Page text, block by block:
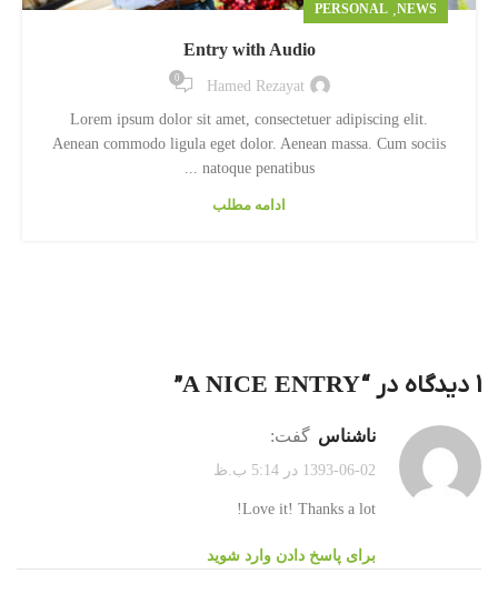
NEWS
,
PERSONAL
Entry with Audio
Hamed Rezayat
0
Lorem ipsum dolor sit amet, consectetuer adipiscing elit.
Aenean commodo ligula eget dolor. Aenean massa. Cum sociis
natoque penatibus ...
ادامه مطلب
1 دیدگاه در “ A NICE ENTRY
”
ناشناس گفت:
1393-06-02 در 5:14 ب.ظ
Love it! Thanks a lot!
برای پاسخ دادن وارد شوید